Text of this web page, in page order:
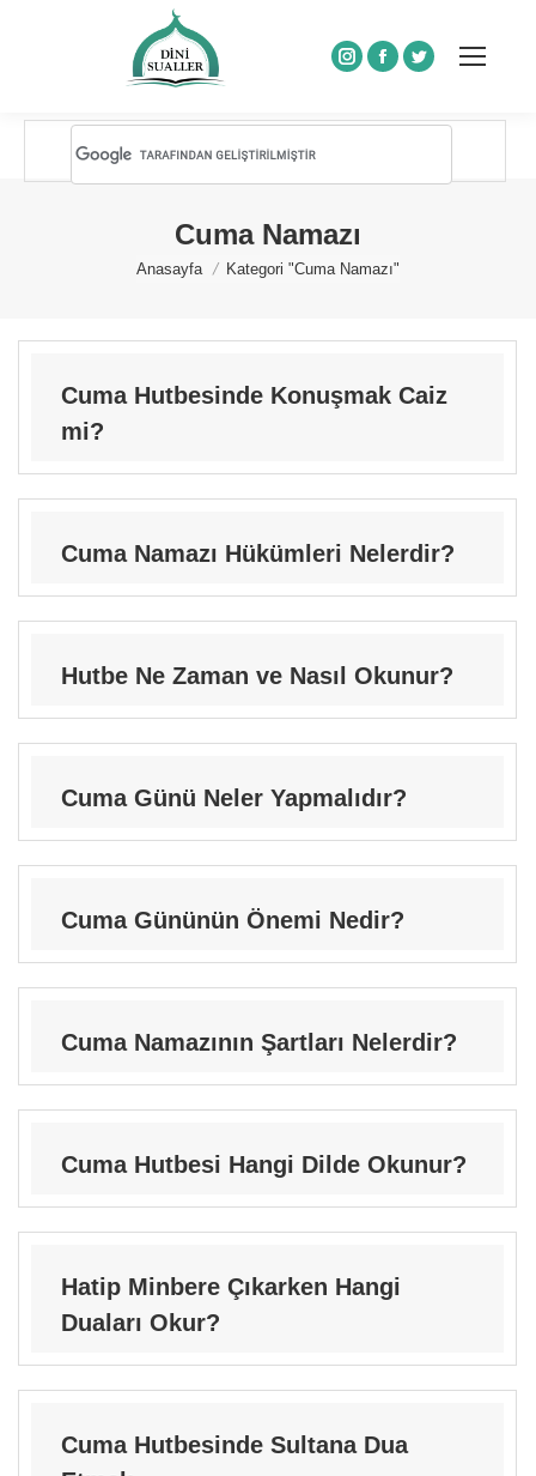
Instagram
Facebook
Twitter
Cuma Namazı
You are here:
Anasayfa Kategori "Cuma Namazı"
Cuma Hutbesinde Konuşmak Caiz
mi?
Cuma Namazı Hükümleri Nelerdir?
Hutbe Ne Zaman ve Nasıl Okunur?
Cuma Günü Neler Yapmalıdır?
Cuma Gününün Önemi Nedir?
Cuma Namazının Şartları Nelerdir?
Cuma Hutbesi Hangi Dilde Okunur?
Hatip Minbere Çıkarken Hangi
Duaları Okur?
Cuma Hutbesinde Sultana Dua